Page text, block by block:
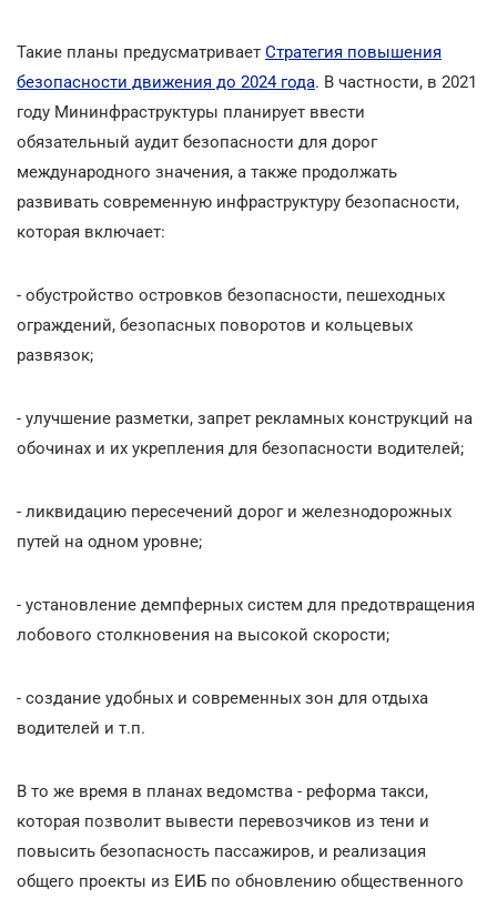
Такие планы предусматривает Стратегия повышения
безопасности движения до 2024 года. В частности, в 2021
году Мининфраструктуры планирует ввести
обязательный аудит безопасности для дорог
международного значения, а также продолжать
развивать современную инфраструктуру безопасности,
которая включает:
- обустройство островков безопасности, пешеходных
ограждений, безопасных поворотов и кольцевых
развязок;
- улучшение разметки, запрет рекламных конструкций на
обочинах и их укрепления для безопасности водителей;
- ликвидацию пересечений дорог и железнодорожных
путей на одном уровне;
- установление демпферных систем для предотвращения
лобового столкновения на высокой скорости;
- создание удобных и современных зон для отдыха
водителей и т.п.
В то же время в планах ведомства - реформа такси,
которая позволит вывести перевозчиков из тени и
повысить безопасность пассажиров, и реализация
общего проекты из ЕИБ по обновлению общественного